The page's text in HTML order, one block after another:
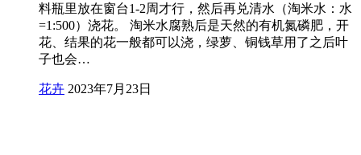
料瓶里放在窗台1-2周才行，然后再兑清水（淘米水：水
=1:500）浇花。 淘米水腐熟后是天然的有机氮磷肥，开
花、结果的花一般都可以浇，绿萝、铜钱草用了之后叶
子也会…
花卉 2023年7月23日